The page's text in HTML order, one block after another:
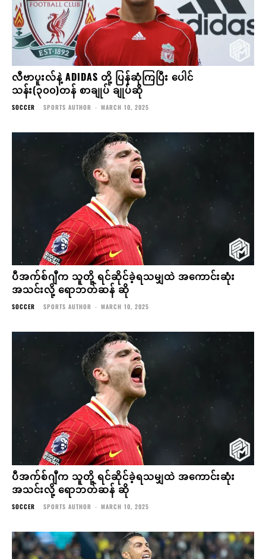
လီဗာပူးလ်နဲ့ ADIDAS တို့ ပြန်ဆုံကြပြီး ပေါင်
သန်း(၃၀၀)တန် စာချုပ် ချုပ်ဆို
SOCCER SPORTS AUTHOR - MARCH 10, 2025
ပီအက်စ်ဂျီက သူတို့ ရင်ဆိုင်ခဲ့ရသမျှထဲ အကောင်းဆုံး
အသင်းလို့ ရောဘတ်ဆန် ဆို
SOCCER SPORTS AUTHOR - MARCH 10, 2025
ပီအက်စ်ဂျီက သူတို့ ရင်ဆိုင်ခဲ့ရသမျှထဲ အကောင်းဆုံး
အသင်းလို့ ရောဘတ်ဆန် ဆို
SOCCER SPORTS AUTHOR - MARCH 10, 2025